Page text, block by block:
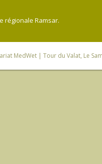
régionale Ramsar.
MedWet | Tour du Valat, Le